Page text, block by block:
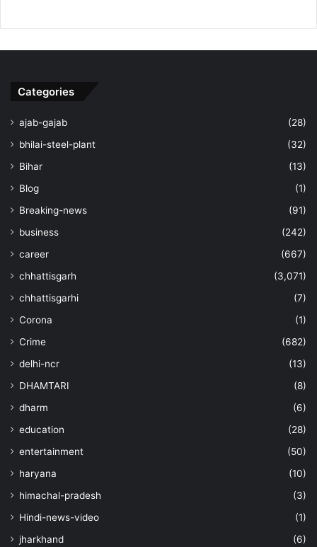
Categories
ajab-gajab
(28)
bhilai-steel-plant
(32)
Bihar
(13)
Blog
(1)
Breaking-news
(91)
business
(242)
career
(667)
chhattisgarh
(3,071)
chhattisgarhi
(7)
Corona
(1)
Crime
(682)
delhi-ncr
(13)
DHAMTARI
(8)
dharm
(6)
education
(28)
entertainment
(50)
haryana
(10)
himachal-pradesh
(3)
Hindi-news-video
(1)
jharkhand
(6)